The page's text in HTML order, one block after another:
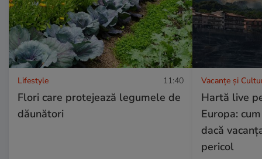
Lifestyle 11:40
Flori care protejează legumele de
dăunători
Vacanțe și
Hartă live
Europa:
dacă
pericol